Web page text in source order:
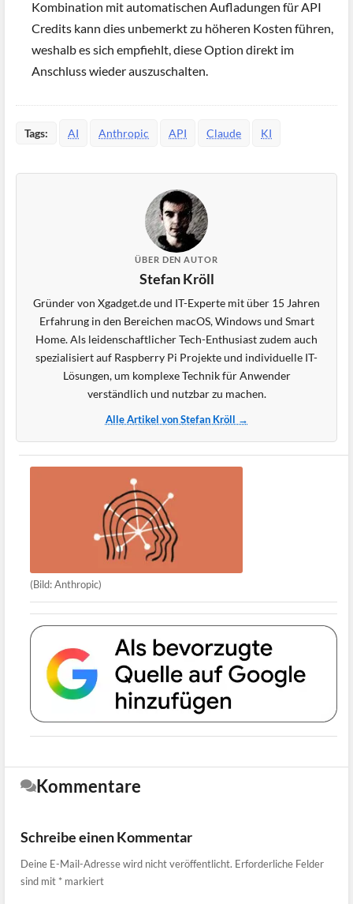
Kombination mit automatischen Aufladungen für API
Credits kann dies unbemerkt zu höheren Kosten führen,
weshalb es sich empfiehlt, diese Option direkt im
Anschluss wieder auszuschalten.
Tags: AI Anthropic API Claude KI
ÜBER DEN AUTOR
Stefan Kröll
Gründer von Xgadget.de und IT-Experte mit über 15 Jahren
Erfahrung in den Bereichen macOS, Windows und Smart
Home. Als leidenschaftlicher Tech-Enthusiast zudem auch
spezialisiert auf Raspberry Pi Projekte und individuelle IT-
Lösungen, um komplexe Technik für Anwender
verständlich und nutzbar zu machen.
Alle Artikel von Stefan Kröll →
(Bild: Anthropic)
Kommentare
Schreibe einen Kommentar
Deine E-Mail-Adresse wird nicht veröffentlicht. Erforderliche Felder
sind mit * markiert